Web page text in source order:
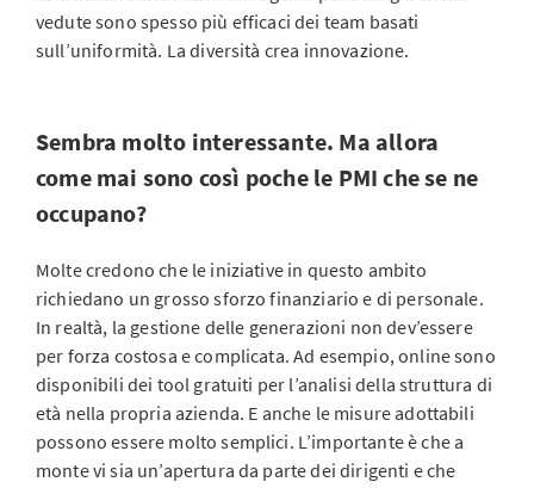
vedute sono spesso più efficaci dei team basati
sull’uniformità. La diversità crea innovazione.
Sembra molto interessante. Ma allora
come mai sono così poche le PMI che se ne
occupano?
Molte credono che le iniziative in questo ambito
richiedano un grosso sforzo finanziario e di personale.
In realtà, la gestione delle generazioni non dev’essere
per forza costosa e complicata. Ad esempio, online sono
disponibili dei tool gratuiti per l’analisi della struttura di
età nella propria azienda. E anche le misure adottabili
possono essere molto semplici. L’importante è che a
monte vi sia un’apertura da parte dei dirigenti e che